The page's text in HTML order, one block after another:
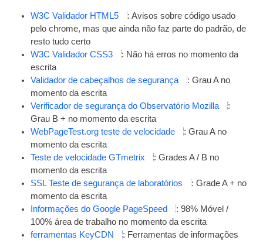
W3C Validador HTML5
: Avisos sobre código usado
pelo chrome, mas que ainda não faz parte do padrão, de
resto tudo certo
W3C Validador CSS3
: Não há erros no momento da
escrita
Validador de cabeçalhos de segurança
: Grau A no
momento da escrita
Verificador de segurança do Observatório Mozilla
:
Grau B + no momento da escrita
WebPageTest.org teste de velocidade
: Grau A no
momento da escrita
Teste de velocidade GTmetrix
: Grades A / B no
momento da escrita
SSLTeste de segurança de laboratórios
: Grade A + no
momento da escrita
Informações do Google PageSpeed
: 98% Móvel /
100% área de trabalho no momento da escrita
ferramentas KeyCDN
: Ferramentas de informações